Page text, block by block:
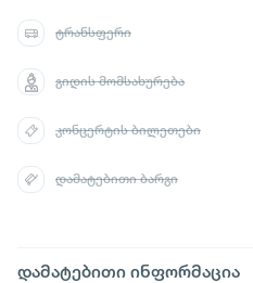
დამატებითი ინფორმაცია
ტრანსფერი
გიდის მომსახურება
კონცერტის ბილეთები
დამატებითი ბარგი